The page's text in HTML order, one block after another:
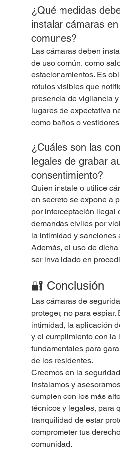
¿Qué medidas
instalar cámaras
comunes?
Las cámaras deben
de uso común, como
estacionamientos. Es
rótulos visibles que
presencia de vigilancia
lugares de expectativa
como baños o
¿Cuáles son las
legales de grabar
consentimiento?
Quien instale o utilice
en secreto se expone a
por interceptación ilegal
demandas civiles por
la intimidad y sanciones
Además, el uso de
ser invalidado en
🔐 Conclusión
Las cámaras de
proteger, no para espiar.
intimidad, la aplicación
y el cumplimiento con la
fundamentales para
de los residentes.
Creemos en la
Instalamos y
cumplen con los más
técnicos y legales, para
tranquilidad de estar
comprometer tus
comunidad.